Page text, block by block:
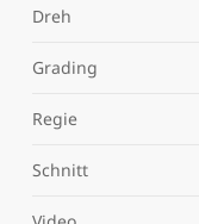
Dreh
Grading
Regie
Schnitt